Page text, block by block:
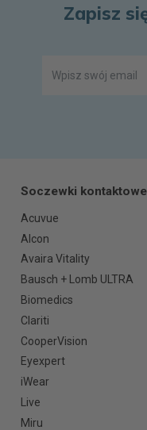
Zapisz
Soczewki kontaktowe
Acuvue
Alcon
Avaira Vitality
Bausch + Lomb ULTRA
Biomedics
Clariti
CooperVision
Eyexpert
iWear
Live
Miru